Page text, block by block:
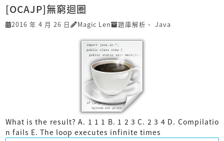
[OCAJP]無窮迴圈
2016 年 4 月 26 日 Magic Len 題庫解析 、 Java
What is the result? A. 1 1 1 B. 1 2 3 C. 2 3 4 D. Compilatio
n fails E. The loop executes infinite times